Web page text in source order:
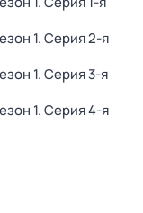
1. Серия 2-я
1. Серия 3-я
1. Серия 4-я